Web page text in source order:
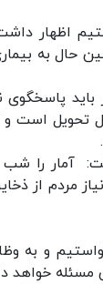
اظهار
حال به
پاسخگوی
است و
آمار را
مردم از
صندوق چیزی
مسئله خواهد